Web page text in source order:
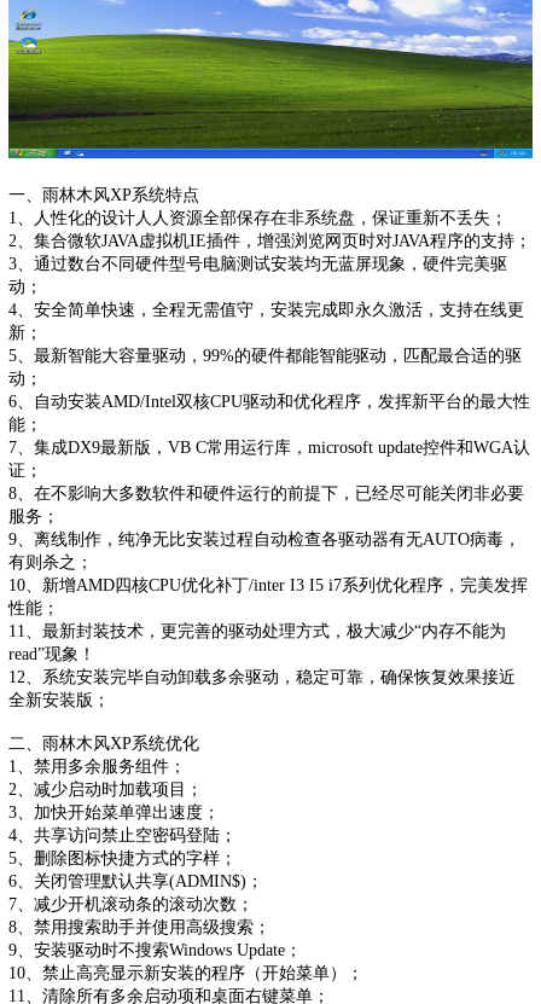
一、雨林木风XP系统特点
1、人性化的设计人人资源全部保存在非系统盘，保证重新不丢失；
2、集合微软JAVA虚拟机IE插件，增强浏览网页时对JAVA程序的支持；
3、通过数台不同硬件型号电脑测试安装均无蓝屏现象，硬件完美驱
动；
4、安全简单快速，全程无需值守，安装完成即永久激活，支持在线更
新；
5、最新智能大容量驱动，99%的硬件都能智能驱动，匹配最合适的驱
动；
6、自动安装AMD/Intel双核CPU驱动和优化程序，发挥新平台的最大性
能；
7、集成DX9最新版，VB C常用运行库，microsoft update控件和WGA认
证；
8、在不影响大多数软件和硬件运行的前提下，已经尽可能关闭非必要
服务；
9、离线制作，纯净无比安装过程自动检查各驱动器有无AUTO病毒，
有则杀之；
10、新增AMD四核CPU优化补丁/inter I3 I5 i7系列优化程序，完美发挥
性能；
11、最新封装技术，更完善的驱动处理方式，极大减少“内存不能为
read”现象！
12、系统安装完毕自动卸载多余驱动，稳定可靠，确保恢复效果接近
全新安装版；
二、雨林木风XP系统优化
1、禁用多余服务组件；
2、减少启动时加载项目；
3、加快开始菜单弹出速度；
4、共享访问禁止空密码登陆；
5、删除图标快捷方式的字样；
6、关闭管理默认共享(ADMIN$)；
7、减少开机滚动条的滚动次数；
8、禁用搜索助手并使用高级搜索；
9、安装驱动时不搜索Windows Update；
10、禁止高亮显示新安装的程序（开始菜单）；
11、清除所有多余启动项和桌面右键菜单；